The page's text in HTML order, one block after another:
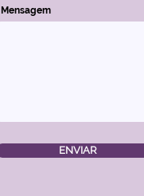
Mensagem
ENVIAR